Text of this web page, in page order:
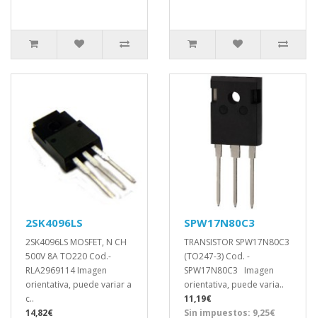
2SK4096LS
2SK4096LS MOSFET, N CH
500V 8A TO220 Cod.-
RLA2969114 Imagen
orientativa, puede variar a
c..
14,82€
SPW17N80C3
TRANSISTOR SPW17N80C3
(TO247-3) Cod. -
SPW17N80C3 Imagen
orientativa, puede varia..
11,19€
Sin impuestos: 9,25€